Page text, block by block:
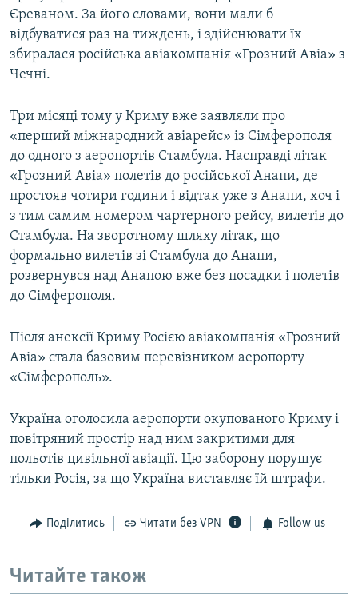
Єреваном. За його словами, вони мали б
відбуватися раз на тиждень, і здійснювати їх
збиралася російська авіакомпанія «Грозний Авіа» з
Чечні.
Три місяці тому у Криму вже заявляли про
«перший міжнародний авіарейс» із Сімферополя
до одного з аеропортів Стамбула. Насправді літак
«Грозний Авіа» полетів до російської Анапи, де
простояв чотири години і відтак уже з Анапи, хоч і
з тим самим номером чартерного рейсу, вилетів до
Стамбула. На зворотному шляху літак, що
формально вилетів зі Стамбула до Анапи,
розвернувся над Анапою вже без посадки і полетів
до Сімферополя.
Після анексії Криму Росією авіакомпанія «Грозний
Авіа» стала базовим перевізником аеропорту
«Сімферополь».
Україна оголосила аеропорти окупованого Криму і
повітряний простір над ним закритими для
польотів цивільної авіації. Цю заборону порушує
тільки Росія, за що Україна виставляє їй штрафи.
Поділитись Читати без VPN Follow us
Читайте також